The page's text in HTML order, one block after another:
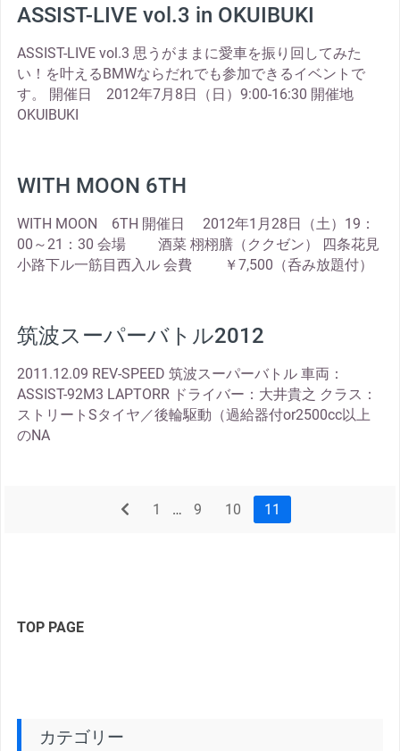
ASSIST-LIVE vol.3 in OKUIBUKI
ASSIST-LIVE vol.3 思うがままに愛車を振り回してみた
い！を叶えるBMWならだれでも参加できるイベントで
す。 開催日 2012年7月8日（日）9:00-16:30 開催地
OKUIBUKI
WITH MOON 6TH
WITH MOON 6TH 開催日 2012年1月28日（土）19：
00～21：30 会場 酒菜 栩栩膳（ククゼン） 四条花見
小路下ル一筋目西入ル 会費 ￥7,500（呑み放題付）
筑波スーパーバトル2012
2011.12.09 REV-SPEED 筑波スーパーバトル 車両：
ASSIST-92M3 LAPTORR ドライバー：大井貴之 クラス：
ストリートSタイヤ／後輪駆動（過給器付or2500cc以上
のNA
prev1 … 9 10 11
TOP PAGE
カテゴリー